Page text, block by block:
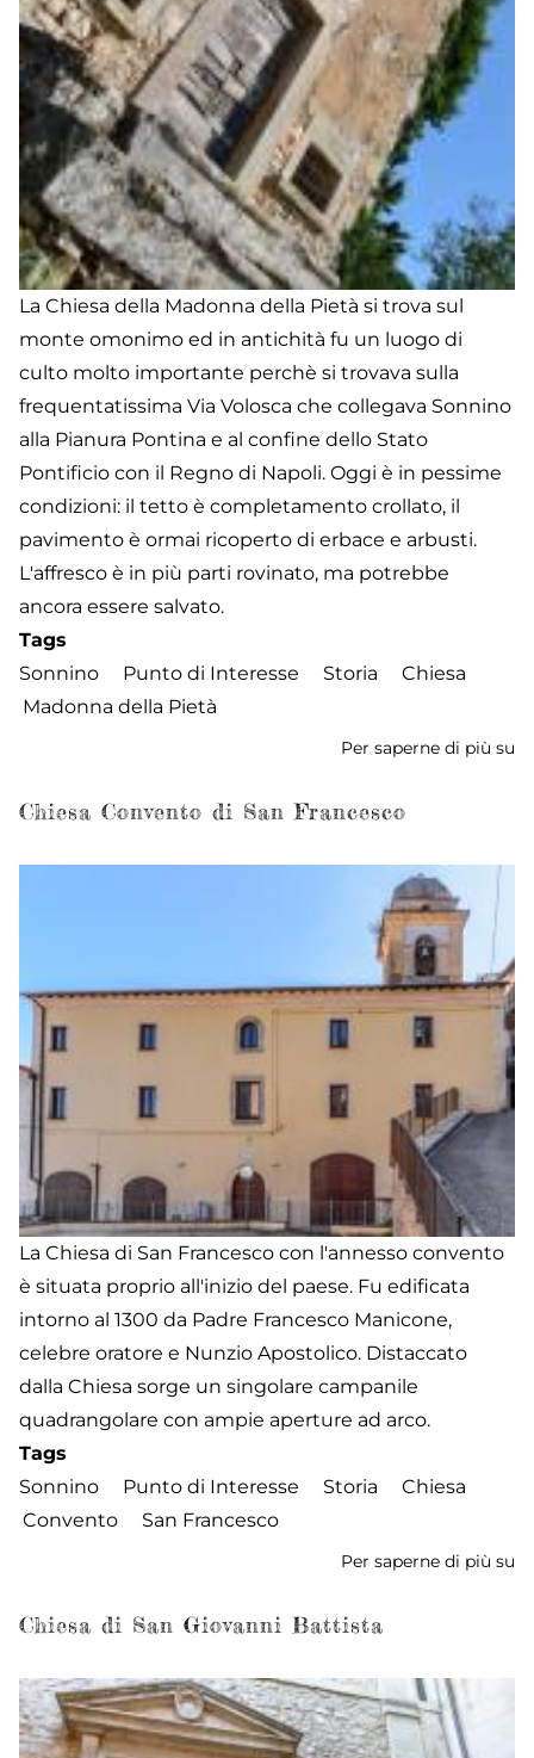
La Chiesa della Madonna della Pietà si trova sul
monte omonimo ed in antichità fu un luogo di
culto molto importante perchè si trovava sulla
frequentatissima Via Volosca che collegava Sonnino
alla Pianura Pontina e al confine dello Stato
Pontificio con il Regno di Napoli. Oggi è in pessime
condizioni: il tetto è completamento crollato, il
pavimento è ormai ricoperto di erbace e arbusti.
L'affresco è in più parti rovinato, ma potrebbe
ancora essere salvato.
Tags
Sonnino
Punto di Interesse Storia
Chiesa
Madonna della Pietà
Per saperne di più su
Chiesa Convento di San Francesco
La Chiesa di San Francesco con l'annesso convento
è situata proprio all'inizio del paese. Fu edificata
intorno al 1300 da Padre Francesco Manicone,
celebre oratore e Nunzio Apostolico. Distaccato
dalla Chiesa sorge un singolare campanile
quadrangolare con ampie aperture ad arco.
Tags
Sonnino
Punto di Interesse Storia
Chiesa
Convento
San Francesco
Per saperne di più su
Chiesa di San Giovanni Battista